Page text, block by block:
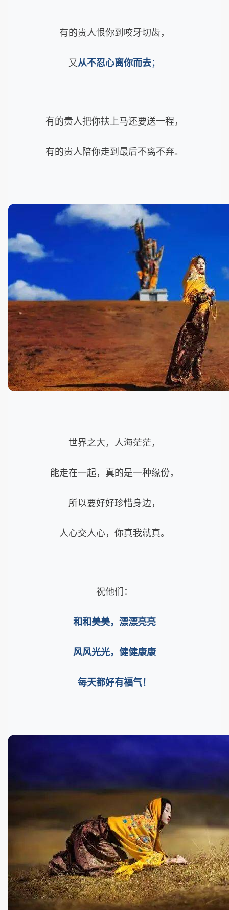
有的贵人恨你到咬牙切齿，
又从不忍心离你而去；
有的贵人把你扶上马还要送一程，
有的贵人陪你走到最后不离不弃。
世界之大，人海茫茫，
能走在一起，真的是一种缘份，
所以要好好珍惜身边，
人心交人心， 你真我就真。
祝他们：
和和美美，漂漂亮亮
风风光光，健健康康
每天都好有福气！